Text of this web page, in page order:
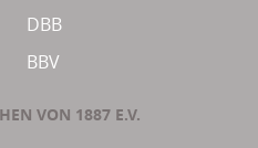
DBB
BBV
VON 1887 E.V.